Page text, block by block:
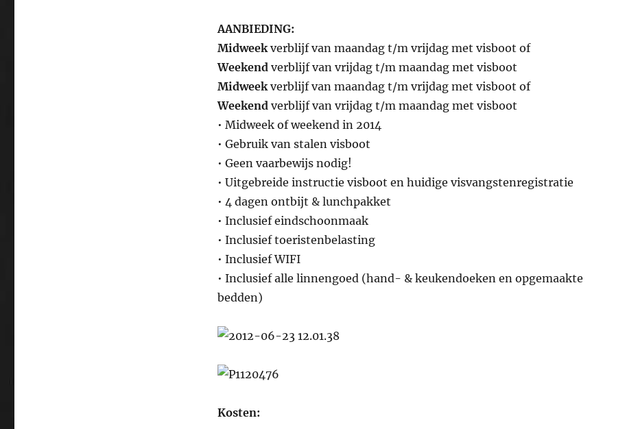
AANBIEDING:
Midweekverblijf van maandag t/m vrijdag met visboot of
Weekend verblijf van vrijdag t/m maandag met visboot
Midweekverblijf van maandag t/m vrijdag met visboot of
Weekend verblijf van vrijdag t/m maandag met visboot
• Midweek of weekend in 2014
• Gebruik van stalen visboot
• Geen vaarbewijs nodig!
• Uitgebreide instructie visboot en huidige visvangstenregistratie
• 4 dagen ontbijt & lunchpakket
• Inclusief eindschoonmaak
• Inclusief toeristenbelasting
• Inclusief WIFI
• Inclusief alle linnengoed (hand- & keukendoeken en opgemaakte
bedden)
Kosten: